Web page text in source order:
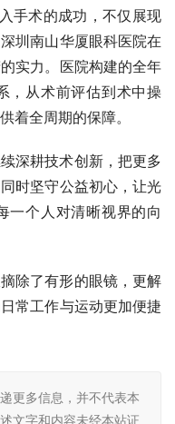
手术的成功，不仅展现
圳南山华厦眼科医院在
实力。医院构建的全年
，从术前评估到术中操
着全周期的保障。
深耕技术创新，把更多
时坚守公益初心，让光
一个人对清晰视界的向
除了有形的眼镜，更解
常工作与运动更加便捷
更多信息，并不代表本
文字和内容未经本站证